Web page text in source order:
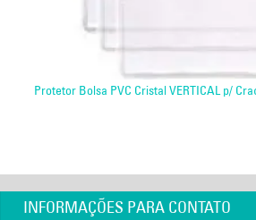
Protetor Bolsa PVC Cristal VERTICAL p/
INFORMAÇÕES PARA CONTATO